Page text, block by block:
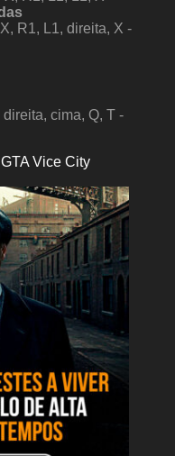
R1, L1, direita, X -
cima, Q, T -
Vice City